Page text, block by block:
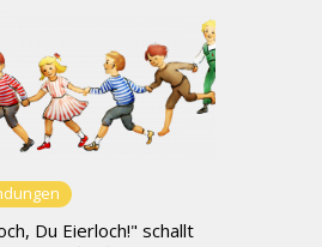
Du Eierloch!" schallt